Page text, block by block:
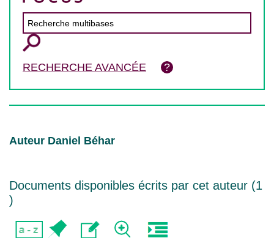
RECHERCHE AVANCÉE
Auteur Daniel Béhar
Documents disponibles écrits par cet auteur (1
)